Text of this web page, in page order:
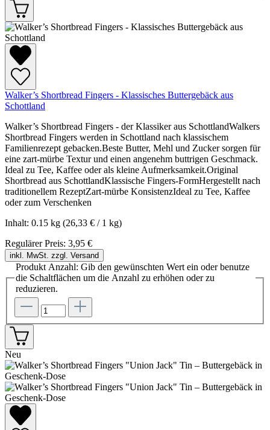
Walker’s Shortbread Fingers - Klassisches Buttergebäck aus
Schottland
Walker’s Shortbread Fingers - der Klassiker aus SchottlandWalkers
Shortbread Fingers werden in Schottland nach klassischem
Familienrezept gebacken.Beste Butter, Mehl und Zucker sorgen für
eine zart-mürbe Textur und einen angenehm buttrigen Geschmack.
Ideal zu Tee, Kaffee oder als kleine Aufmerksamkeit.Original
Shortbread aus SchottlandKlassische Fingers-FormHergestellt nach
traditionellem RezeptZart-mürbe KonsistenzIdeal zu Tee, Kaffee
oder zum Verschenken
Inhalt: 0.15 kg (26,33 € / 1 kg)
Regulärer Preis: 3,95 €
inkl. MwSt. zzgl. Versand
Produkt Anzahl: Gib den gewünschten Wert ein oder benutze
die Schaltflächen um die Anzahl zu erhöhen oder zu
reduzieren.
Neu